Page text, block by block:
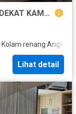
APARTEMEN DISEWAKAN DI JOGJA DEKAT KAMPUS ATMAJAYA
·Kolam renang·Angkat
Lihat detail